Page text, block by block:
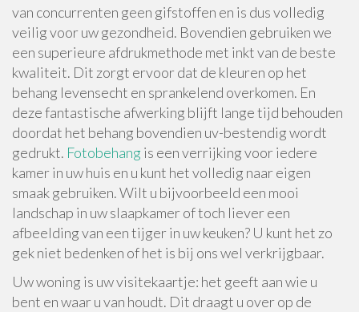
van concurrenten geen gifstoffen en is dus volledig
veilig voor uw gezondheid. Bovendien gebruiken we
een superieure afdrukmethode met inkt van de beste
kwaliteit. Dit zorgt ervoor dat de kleuren op het
behang levensecht en sprankelend overkomen. En
deze fantastische afwerking blijft lange tijd behouden
doordat het behang bovendien uv-bestendig wordt
gedrukt. Fotobehang is een verrijking voor iedere
kamer in uw huis en u kunt het volledig naar eigen
smaak gebruiken. Wilt u bijvoorbeeld een mooi
landschap in uw slaapkamer of toch liever een
afbeelding van een tijger in uw keuken? U kunt het zo
gek niet bedenken of het is bij ons wel verkrijgbaar.
Uw woning is uw visitekaartje: het geeft aan wie u
bent en waar u van houdt. Dit draagt u over op de